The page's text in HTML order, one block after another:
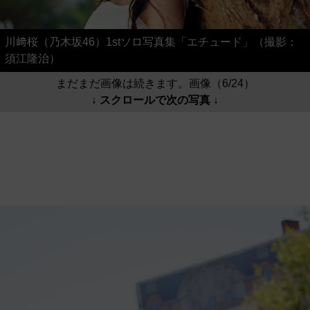
川﨑桜（乃木坂46）1stソロ写真集「エチュード」（撮影：
須江隆治）
まだまだ画像は続きます。画像（6/24）
↓ スクロールで次の写真 ↓